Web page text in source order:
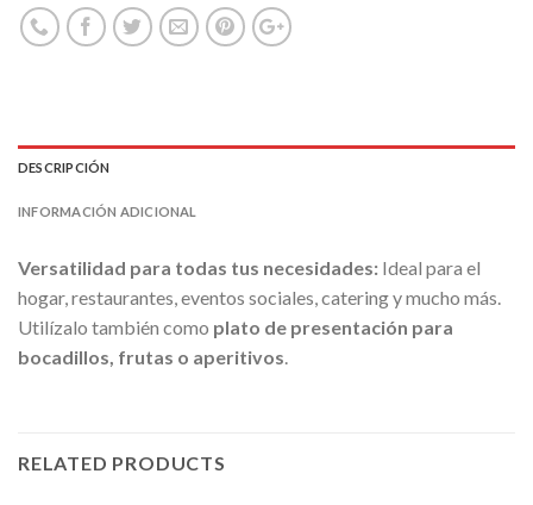
DESCRIPCIÓN
INFORMACIÓN ADICIONAL
Versatilidad para todas tus necesidades: Ideal para el
hogar, restaurantes, eventos sociales, catering y mucho más.
Utilízalo también como plato de presentación para
bocadillos, frutas o aperitivos.
RELATED PRODUCTS